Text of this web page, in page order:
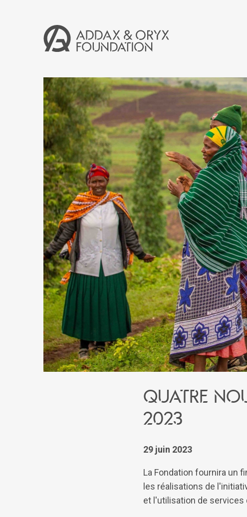
Quatre
2023
29 juin 2023
La Fondation fournira un
les réalisations de
et l'utilisation de services